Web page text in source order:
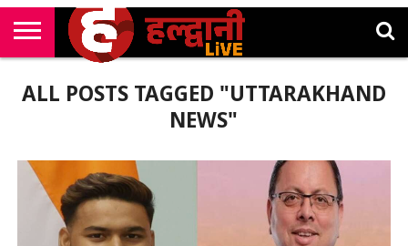
राष्ट्रीय
एम
कॉर्नर
न्यूज़
अलर्ट्स
ALL POSTS TAGGED "UTTARAKHAND
NEWS"